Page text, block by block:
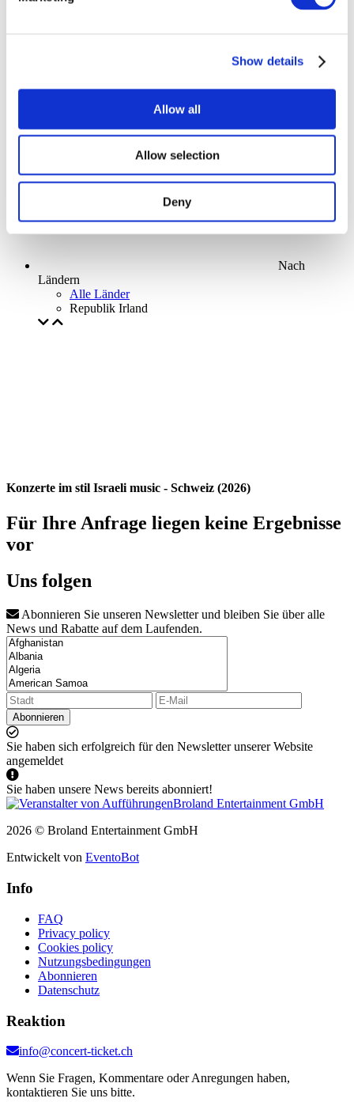
Show details
Allow all
Allow selection
Deny
Ohne Subgenre
Anwenden
Nach
Ländern
Alle Länder
Republik Irland
Konzerte im stil Israeli music - Schweiz (2026)
Für Ihre Anfrage liegen keine Ergebnisse
vor
Uns folgen
Abonnieren Sie unseren Newsletter und bleiben Sie über alle
News und Rabatte auf dem Laufenden.
Abonnieren
Sie haben sich erfolgreich für den Newsletter unserer Website
angemeldet
Sie haben unsere News bereits abonniert!
2026 © Broland Entertainment GmbH
Entwickelt von EventoBot
Info
FAQ
Privacy policy
Cookies policy
Nutzungsbedingungen
Abonnieren
Datenschutz
Reaktion
info@concert-ticket.ch
Wenn Sie Fragen, Kommentare oder Anregungen haben,
kontaktieren Sie uns bitte.